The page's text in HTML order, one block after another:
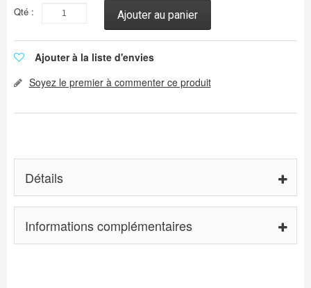
Qté : Ajouter au panier
Ajouter à la liste d'envies
Soyez le premier à commenter ce produit
Détails
Informations complémentaires